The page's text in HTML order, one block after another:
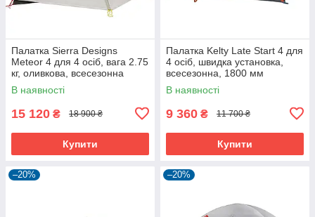
Палатка Sierra Designs
Meteor 4 для 4 осіб, вага 2.75
кг, оливкова, всесезонна
В наявності
15 120 ₴ 18 900 ₴
Купити
Палатка Kelty Late Start 4 для
4 осіб, швидка установка,
всесезонна, 1800 мм
водостійкість
В наявності
9 360 ₴ 11 700 ₴
Купити
–20% –20%